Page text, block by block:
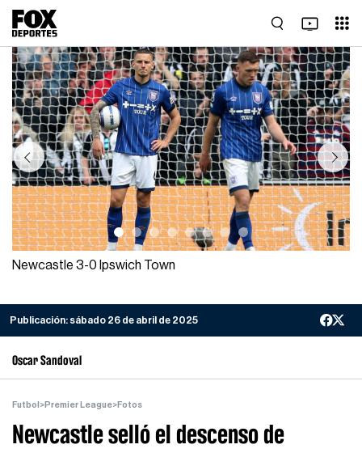
Previous Next
Newcastle 3-0 Ipswich Town
Publicación: sábado 26 de abril de 2025
Oscar Sandoval
Futbol >Premier League>Fotos
Newcastle selló el descenso de